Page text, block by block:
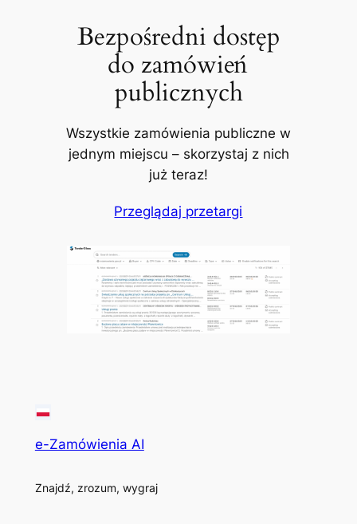
Bezpośredni dostęp
do zamówień
publicznych
Wszystkie zamówienia publiczne w
jednym miejscu – skorzystaj z nich
już teraz!
Przeglądaj przetargi
e-Zamówienia AI
Znajdź, zrozum, wygraj